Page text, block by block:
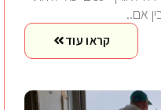
אם..
קראו עוד